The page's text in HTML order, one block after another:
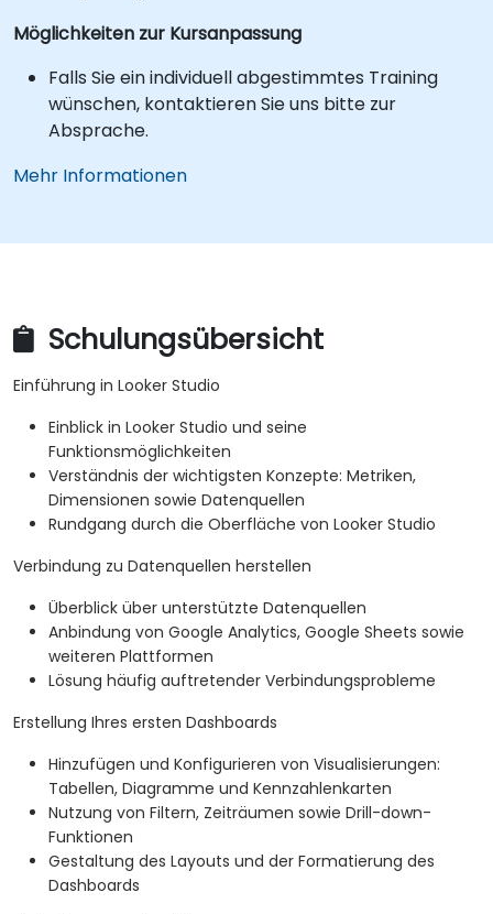
Möglichkeiten zur Kursanpassung
Falls Sie ein individuell abgestimmtes Training
wünschen, kontaktieren Sie uns bitte zur
Absprache.
Mehr Informationen
Schulungsübersicht
Einführung in Looker Studio
Einblick in Looker Studio und seine
Funktionsmöglichkeiten
Verständnis der wichtigsten Konzepte: Metriken,
Dimensionen sowie Datenquellen
Rundgang durch die Oberfläche von Looker Studio
Verbindung zu Datenquellen herstellen
Überblick über unterstützte Datenquellen
Anbindung von Google Analytics, Google Sheets sowie
weiteren Plattformen
Lösung häufig auftretender Verbindungsprobleme
Erstellung Ihres ersten Dashboards
Hinzufügen und Konfigurieren von Visualisierungen:
Tabellen, Diagramme und Kennzahlenkarten
Nutzung von Filtern, Zeiträumen sowie Drill-down-
Funktionen
Gestaltung des Layouts und der Formatierung des
Dashboards